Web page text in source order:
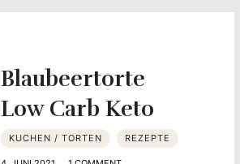
Blaubeertorte
Low Carb Keto
KUCHEN / TORTEN REZEPTE